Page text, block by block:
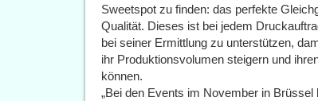
Sweetspot zu finden: das perfekte
Qualität. Dieses ist bei jedem
bei seiner Ermittlung zu unterstützen,
ihr Produktionsvolumen steigern und
können.
„Bei den Events im November in